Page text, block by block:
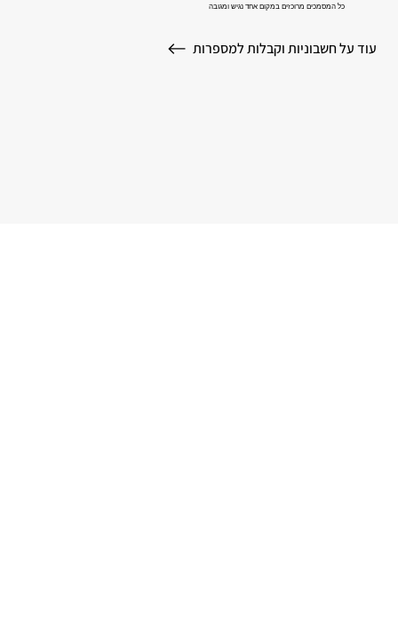
עוד על חשבוניות וקבלות למספרות
כל המסמכים מרוכזים במקום אחד נגיש ומגובה